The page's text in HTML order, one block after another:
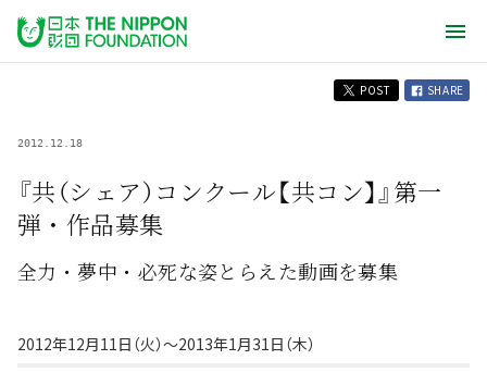
POST SHARE
2012.12.18
『共（シェア）コンクール【共コン】』第一
弾・作品募集
全力・夢中・必死な姿とらえた動画を募集
2012年12月11日（火）〜2013年1月31日（木）